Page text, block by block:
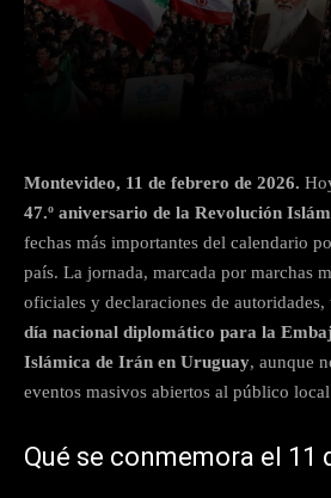
Montevideo, 11 de febrero de 2026.
47.º aniversario de la Revolución
fechas más importantes del calendario
país. La jornada, marcada por marchas
oficiales y declaraciones de
día nacional diplomático para la
Islámica de Irán en Uruguay, aunque
eventos masivos abiertos al público
Qué se conmemora el 11